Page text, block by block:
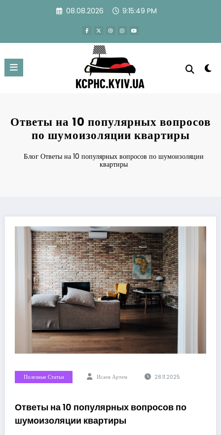
08.08.2026 9:15:50 PM
Ответы на 10 популярных вопросов
по шумоизоляции квартиры
Блог Ответы на 10 популярных вопросов по шумоизоляции
квартиры
Полезные Статьи Исаев Артем 28.11.2025
Ответы на 10 популярных вопросов по
шумоизоляции квартиры